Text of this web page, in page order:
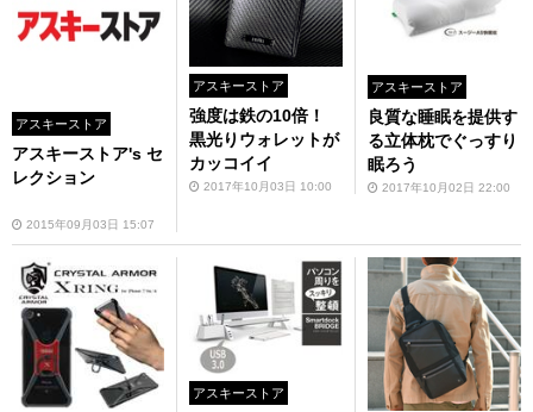
アスキーストア
アスキーストア's セ
レクション
2015年09月03日 15:07
アスキーストア
強度は鉄の10倍！
黒光りウォレットが
カッコイイ
2017年10月03日 10:00
アスキーストア
良質な睡眠を提供す
る立体枕でぐっすり
眠ろう
2017年10月02日 22:00
アスキーストア